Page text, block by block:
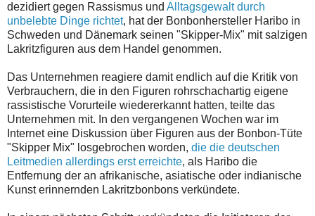
dezidiert gegen Rassismus und Alltagsgewalt durch
unbelebte Dinge richtet, hat der Bonbonhersteller Haribo in
Schweden und Dänemark seinen "Skipper-Mix" mit salzigen
Lakritzfiguren aus dem Handel genommen.
Das Unternehmen reagiere damit endlich auf die Kritik von
Verbrauchern, die in den Figuren rohrschachartig eigene
rassistische Vorurteile wiedererkannt hatten, teilte das
Unternehmen mit. In den vergangenen Wochen war im
Internet eine Diskussion über Figuren aus der Bonbon-Tüte
"Skipper Mix" losgebrochen worden, die die deutschen
Leitmedien allerdings erst erreichte, als Haribo die
Entfernung der an afrikanische, asiatische oder indianische
Kunst erinnernden Lakritzbonbons verkündete.